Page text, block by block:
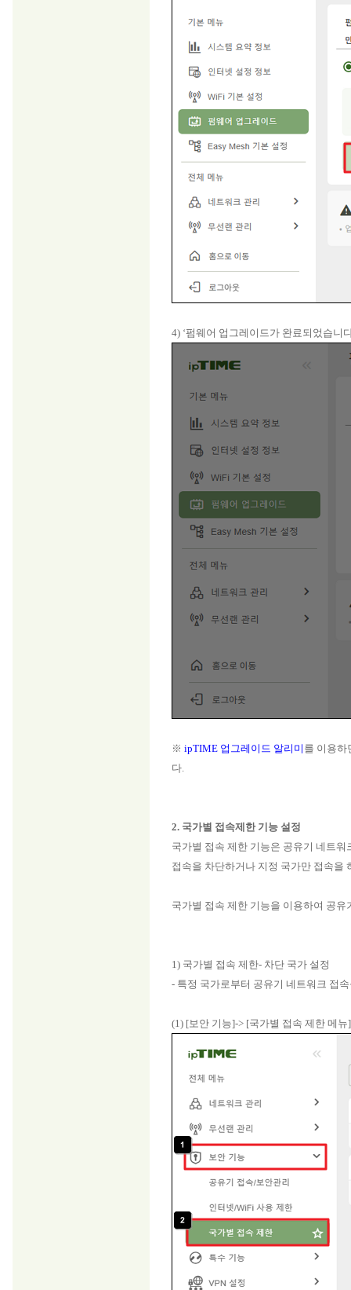
4) ‘펌웨어 업그레이드가 완료되었습니
※ipTIME 업그레이드 알리미 를 이용하
다.
2. 국가별 접속제한 기능 설정
국가별 접속 제한 기능은 공유기 네트
접속을 차단하거나 지정 국가만 접속을
국가별 접속 제한 기능을 이용하여 공
1) 국가별 접속 제한- 차단 국가 설정
- 특정 국가로부터 공유기 네트워크 접
(1) [보안 기능]-> [국가별 접속 제한 메